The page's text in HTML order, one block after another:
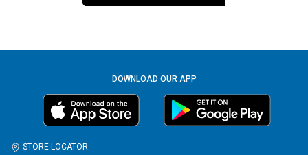
DOWNLOAD OUR APP
STORE LOCATOR